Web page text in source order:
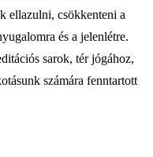
ellazulni, csökkenteni a
és a jelenlétre.
sarok, tér jógához,
számára fenntartott